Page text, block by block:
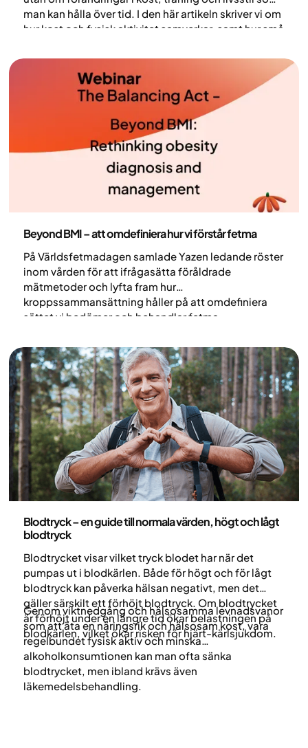
man kan hålla över tid. I den här artikeln skriver vi om
hur kost och fysisk aktivitet samverkar, samt hur små
sikt.
Beyond BMI – att omdefiniera hur vi förstår fetma
På Världsfetmadagen samlade Yazen ledande röster
inom vården för att ifrågasätta föråldrade
mätmetoder och lyfta fram hur
kroppssammansättning håller på att omdefiniera
sättet vi bedömer och behandlar fetma.
Blodtryck – en guide till normala värden, högt och lågt
blodtryck
Blodtrycket visar vilket tryck blodet har när det
pumpas ut i blodkärlen. Både för högt och för lågt
blodtryck kan påverka hälsan negativt, men det
gäller särskilt ett förhöjt blodtryck. Om blodtrycket
är förhöjt under en längre tid ökar belastningen på
blodkärlen, vilket ökar risken för hjärt-kärlsjukdom.
Genom viktnedgång och hälsosamma levnadsvanor
som att äta en näringsrik och hälsosam kost, vara
regelbundet fysisk aktiv och minska
alkoholkonsumtionen kan man ofta sänka
blodtrycket, men ibland krävs även
läkemedelsbehandling.